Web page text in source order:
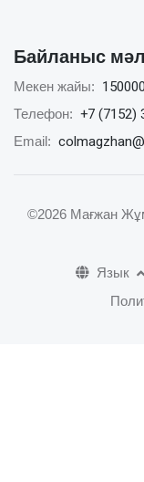
Байланыс
Мекен жайы:
Телефон: +7 (7152)
Email:
©2026 Мағжан
Язык